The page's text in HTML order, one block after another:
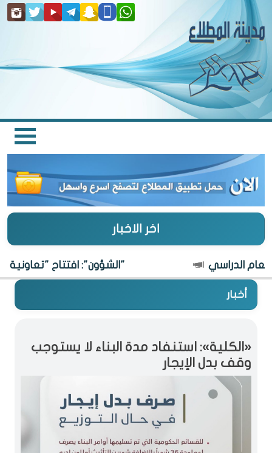
اخر الاخبار
"الشؤون": افتتاح "تعاونية المطلاع"
أخبار
«الكلية»: استنفاد مدة البناء لا يستوجب
وقف بدل الإيجار